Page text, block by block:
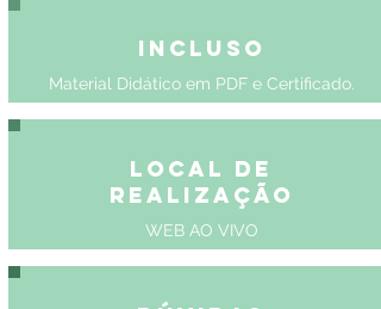
Incluso
Material Didático em PDF e Certificado.
Local de
Realização
WEB AO VIVO